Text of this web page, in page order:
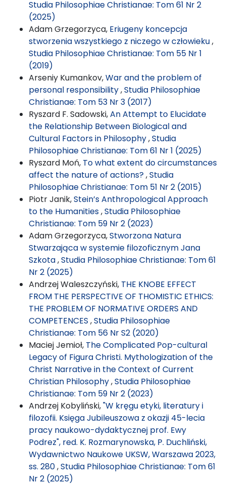
Studia Philosophiae Christianae: Tom 61 Nr 2
(2025)
Adam Grzegorzyca, Eriugeny koncepcja
stworzenia wszystkiego z niczego w człowieku,
Studia Philosophiae Christianae: Tom 55 Nr 1
(2019)
Arseniy Kumankov,War and the problem of
personal responsibility,Studia Philosophiae
Christianae: Tom 53 Nr 3 (2017)
Ryszard F. Sadowski,An Attempt to Elucidate
the Relationship Between Biological and
Cultural Factors in Philosophy,Studia
Philosophiae Christianae: Tom 61 Nr 1 (2025)
Ryszard Moń, To what extent do circumstances
affect the nature of actions?,Studia
Philosophiae Christianae: Tom 51 Nr 2 (2015)
Piotr Janik,Stein’s Anthropological Approach
to the Humanities,Studia Philosophiae
Christianae: Tom 59 Nr 2 (2023)
Adam Grzegorzyca,Stworzona Natura
Stwarzająca w systemie filozoficznym Jana
Szkota,Studia Philosophiae Christianae: Tom 61
Nr 2 (2025)
Andrzej Waleszczyński, THE KNOBE EFFECT
FROM THE PERSPECTIVE OF THOMISTIC ETHICS:
THE PROBLEM OF NORMATIVE ORDERS AND
COMPETENCES ,Studia Philosophiae
Christianae: Tom 56 Nr S2 (2020)
Maciej Jemioł, The Complicated Pop-cultural
Legacy of Figura Christi. Mythologization of the
Christ Narrative in the Context of Current
Christian Philosophy,Studia Philosophiae
Christianae: Tom 59 Nr 2 (2023)
Andrzej Kobyliński,"W kręgu etyki, literatury i
filozofii. Księga Jubileuszowa z okazji 45-lecia
pracy naukowo-dydaktycznej prof. Ewy
Podrez", red. K. Rozmarynowska, P. Duchliński,
Wydawnictwo Naukowe UKSW, Warszawa 2023,
ss. 280,Studia Philosophiae Christianae: Tom 61
Nr 2 (2025)